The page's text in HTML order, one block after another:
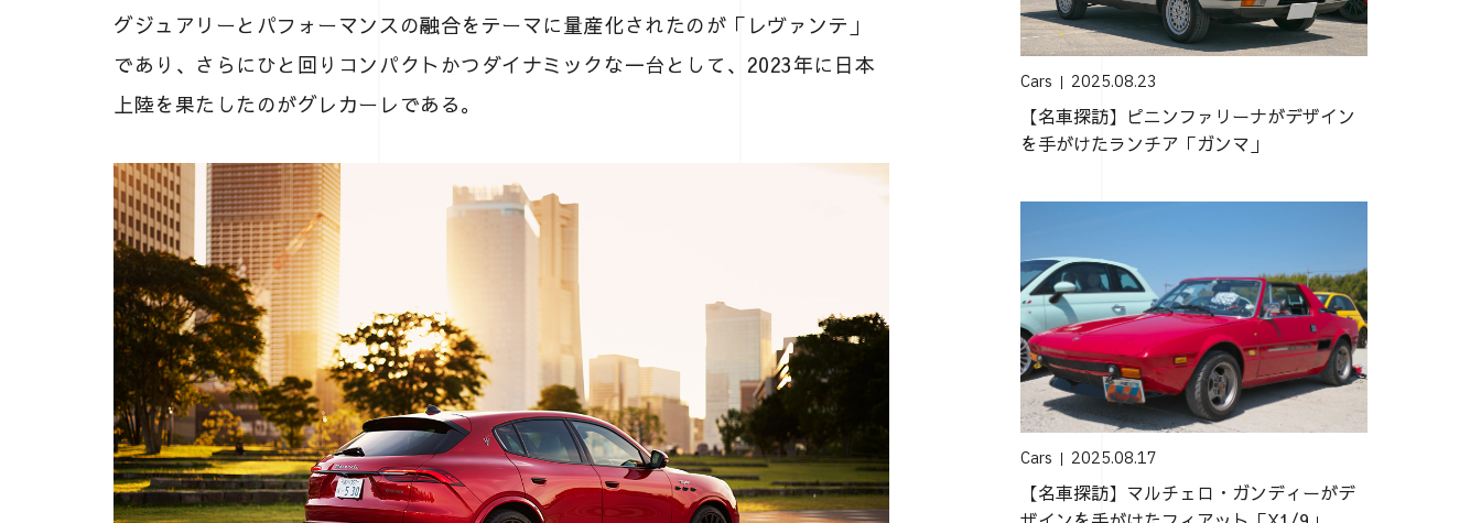
グジュアリーとパフォーマンスの融合をテーマに量産化されたのが「レヴァンテ」
であり、さらにひと回りコンパクトかつダイナミックな一台として、2023年に日本
上陸を果たしたのがグレカーレである。
Cars 2025.08.23
【名車探訪】ピニンファリーナがデザイン
を手がけたランチア「ガンマ」
Cars 2025.08.17
【名車探訪】マルチェロ・ガンディーがデ